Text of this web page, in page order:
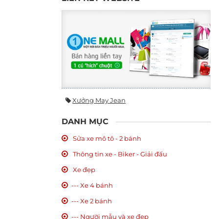
Xưởng May Jean
DANH MỤC
Sửa xe mô tô - 2 bánh
Thông tin xe - Biker - Giải đấu
Xe đẹp
--- Xe 4 bánh
--- Xe 2 bánh
--- Người mẫu và xe đẹp